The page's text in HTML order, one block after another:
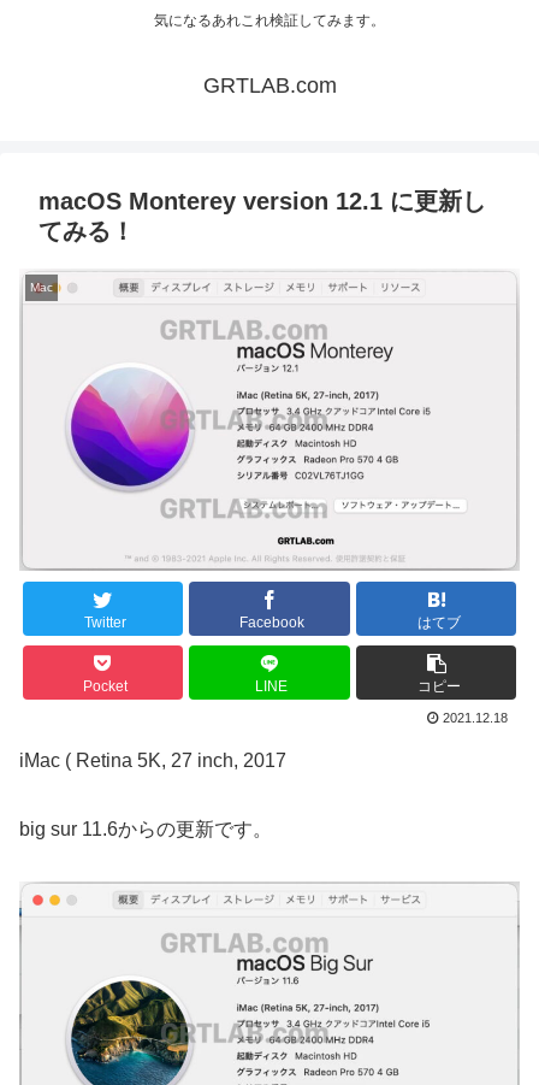
気になるあれこれ検証してみます。
GRTLAB.com
macOS Monterey version 12.1 に更新し
てみる！
Mac
Twitter Facebook はてブ
Pocket LINE コピー
2021.12.18
iMac ( Retina 5K, 27 inch, 2017
big sur 11.6からの更新です。